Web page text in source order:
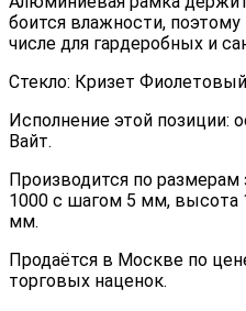
боится влажности,
числе для гардеробных и
Стекло: Кризет
Исполнение этой позиции:
Вайт.
Производится по размерам
1000 с шагом 5 мм, высота
мм.
Продаётся в Москве по
торговых наценок.